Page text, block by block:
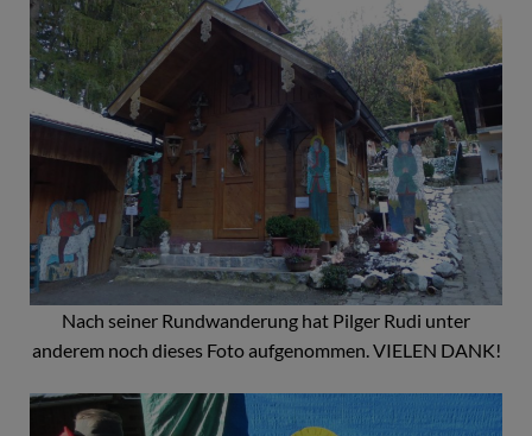
Nach seiner Rundwanderung hat Pilger Rudi unter
anderem noch dieses Foto aufgenommen. VIELEN DANK!